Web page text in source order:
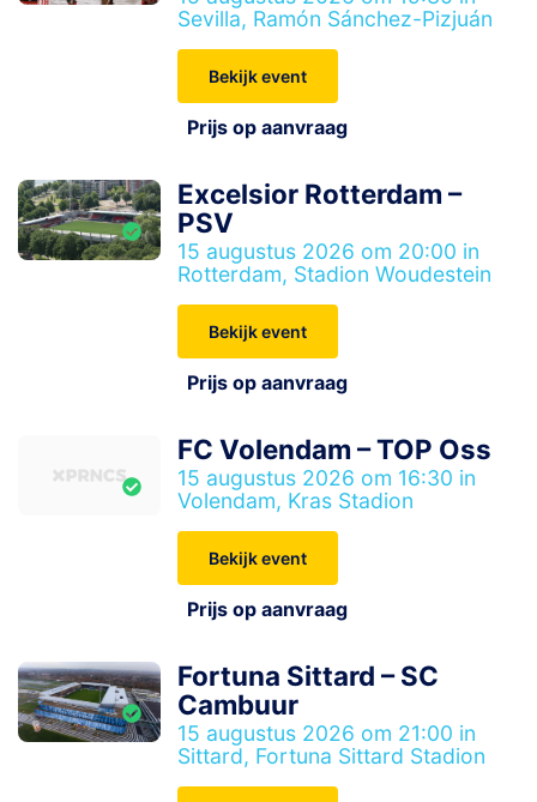
Sevilla, Ramón Sánchez-Pizjuán
Bekijk event
Prijs op aanvraag
Excelsior Rotterdam –
PSV
15 augustus 2026 om 20:00 in
Rotterdam, Stadion Woudestein
Bekijk event
Prijs op aanvraag
FC Volendam – TOP Oss
15 augustus 2026 om 16:30 in
Volendam, Kras Stadion
Bekijk event
Prijs op aanvraag
Fortuna Sittard – SC
Cambuur
15 augustus 2026 om 21:00 in
Sittard, Fortuna Sittard Stadion